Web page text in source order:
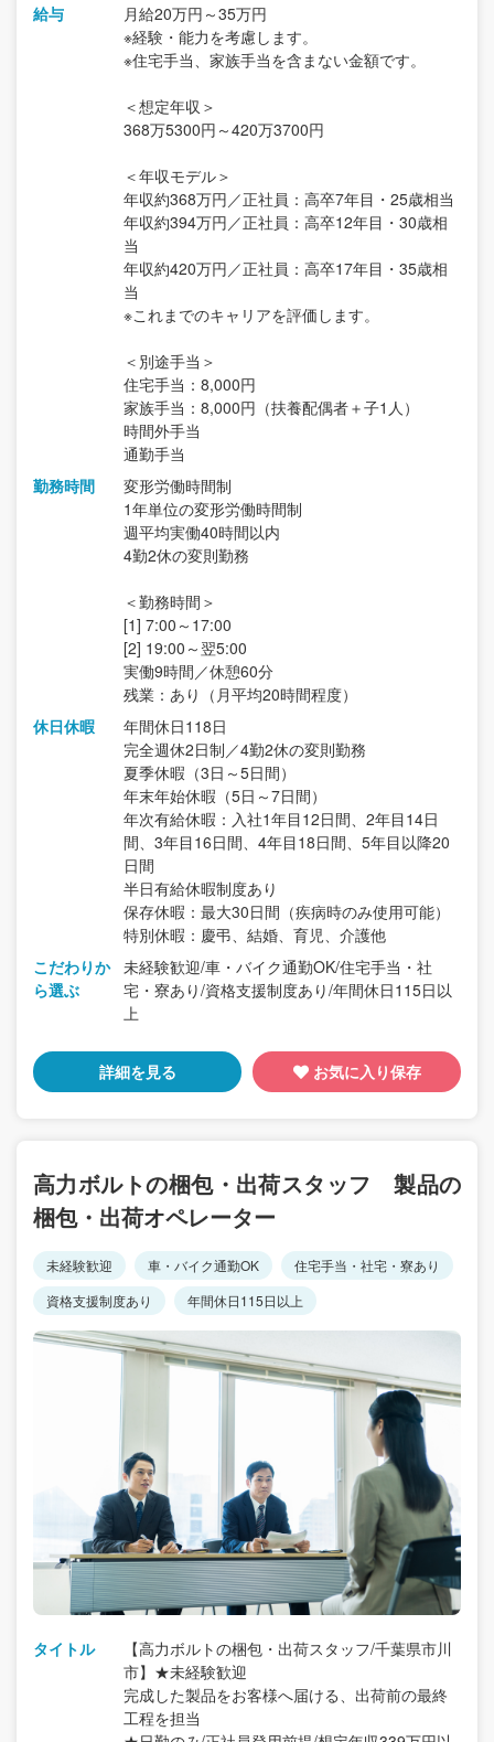
給与
月給20万円～35万円
※経験・能力を考慮します。
※住宅手当、家族手当を含まない金額です。
＜想定年収＞
368万5300円～420万3700円
＜年収モデル＞
年収約368万円／正社員：高卒7年目・25歳相当
年収約394万円／正社員：高卒12年目・30歳相
当
年収約420万円／正社員：高卒17年目・35歳相
当
※これまでのキャリアを評価します。
＜別途手当＞
住宅手当：8,000円
家族手当：8,000円（扶養配偶者＋子1人）
時間外手当
通勤手当
勤務時間
変形労働時間制
1年単位の変形労働時間制
週平均実働40時間以内
4勤2休の変則勤務
＜勤務時間＞
[1] 7:00～17:00
[2] 19:00～翌5:00
実働9時間／休憩60分
残業：あり（月平均20時間程度）
休日休暇
年間休日118日
完全週休2日制／4勤2休の変則勤務
夏季休暇（3日～5日間）
年末年始休暇（5日～7日間）
年次有給休暇：入社1年目12日間、2年目14日
間、3年目16日間、4年目18日間、5年目以降20
日間
半日有給休暇制度あり
保存休暇：最大30日間（疾病時のみ使用可能）
特別休暇：慶弔、結婚、育児、介護他
こだわりか
ら選ぶ
未経験歓迎/車・バイク通勤OK/住宅手当・社
宅・寮あり/資格支援制度あり/年間休日115日以
上
詳細を見る お気に入り保存
高力ボルトの梱包・出荷スタッフ 製品の
梱包・出荷オペレーター
未経験歓迎 車・バイク通勤OK
住宅手当・社宅・寮あり
資格支援制度あり
年間休日115日以上
タイトル
【高力ボルトの梱包・出荷スタッフ/千葉県市川
市】★未経験歓迎
完成した製品をお客様へ届ける、出荷前の最終
工程を担当